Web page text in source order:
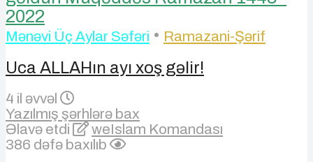
Mənəvi Üç Aylar Səfəri • Ramazani-Şərif
Uca ALLAHın ayı xoş gəlir!
4 il əvvəl
Yazılmış şərhlərə bax
Əlavə etdi
weIslam Komandası
386 dəfə baxılıb